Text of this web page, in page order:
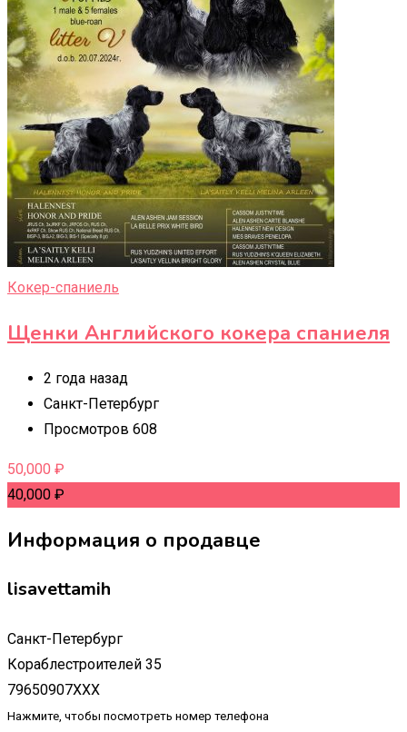
Кокер-спаниель
Щенки Английского кокера спаниеля
2 года назад
Санкт-Петербург
Просмотров 608
50,000 ₽
40,000 ₽
Информация о продавце
lisavettamih
Санкт-Петербург
Кораблестроителей 35
79650907XXX
Нажмите, чтобы посмотреть номер телефона